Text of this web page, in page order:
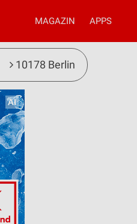
MAGAZIN APPS
10178 Berlin